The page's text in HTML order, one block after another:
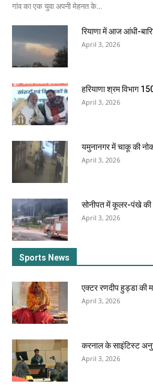
गांव का एक युवा अपनी मेहनत के...
रियाणा में आज आंधी-
April 3, 2026
हरियाणा श्रम विभाग
April 3, 2026
यमुनानगर में चाकू की
April 3, 2026
सोनीपत में कूलर-पंखे
April 3, 2026
Sports News
एक्टर रणदीप हुड्डा की
April 3, 2026
करनाल के साइंटिस्ट
April 3, 2026